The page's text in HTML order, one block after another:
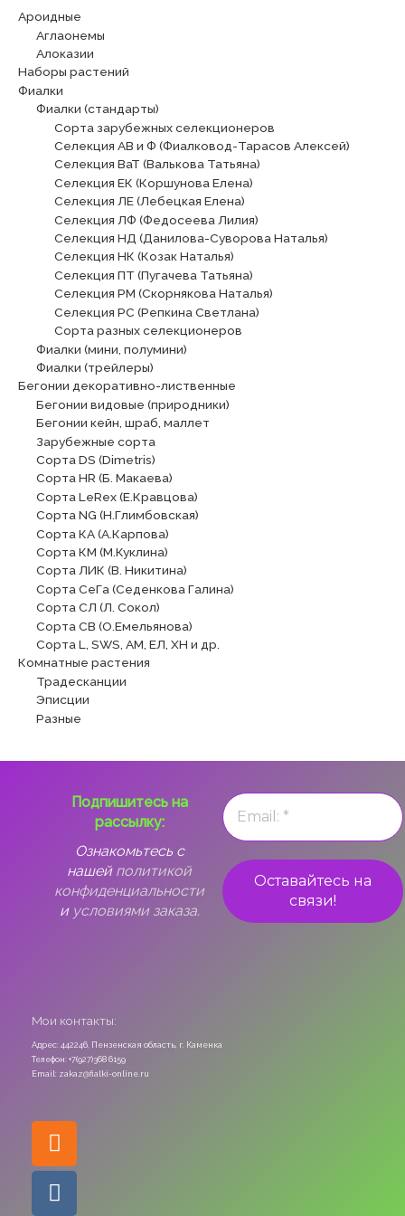
Ароидные
Аглаонемы
Алоказии
Наборы растений
Фиалки
Фиалки (стандарты)
Сорта зарубежных селекционеров
Селекция АВ и Ф (Фиалковод-Тарасов Алексей)
Селекция ВаТ (Валькова Татьяна)
Селекция ЕК (Коршунова Елена)
Селекция ЛЕ (Лебецкая Елена)
Селекция ЛФ (Федосеева Лилия)
Селекция НД (Данилова-Суворова Наталья)
Селекция НК (Козак Наталья)
Селекция ПТ (Пугачева Татьяна)
Селекция РМ (Скорнякова Наталья)
Селекция РС (Репкина Светлана)
Сорта разных селекционеров
Фиалки (мини, полумини)
Фиалки (трейлеры)
Бегонии декоративно-лиственные
Бегонии видовые (природники)
Бегонии кейн, шраб, маллет
Зарубежные сорта
Сорта DS (Dimetris)
Сорта HR (Б. Макаева)
Сорта LeRex (Е.Кравцова)
Сорта NG (Н.Глимбовская)
Сорта КА (А.Карпова)
Сорта КМ (М.Куклина)
Сорта ЛИК (В. Никитина)
Сорта СеГа (Седенкова Галина)
Сорта СЛ (Л. Сокол)
Сорта СВ (О.Емельянова)
Сорта L, SWS, АМ, ЕЛ, ХН и др.
Комнатные растения
Традесканции
Эписции
Разные
Подпишитесь на
рассылку:
Ознакомьтесь с
нашей политикой
конфиденциальности
и условиями заказа.
Мои контакты:
Адрес: 442246, Пензенская область, г. Каменка
Телефон: +7(927)368 6159
Email: zakaz@fialki-online.ru
Odnoklassniki
Vk
Instagram
Viber
Whatsapp